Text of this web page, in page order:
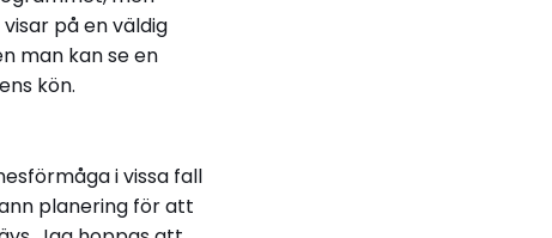
på en väldig
man kan se en
kön.
i vissa fall
planering för att